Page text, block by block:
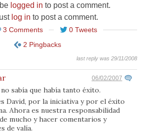
logged in to post a comment.
log in to post a comment.
3 Comments
0 Tweets
2 Pingbacks
last reply was 29/11/2008
06/02/2007
sabía que había tanto éxito.
David, por la iniciativa y por el éxito
Ahora es nuestra responsabilidad
mucho y hacer comentarios y
de valía.